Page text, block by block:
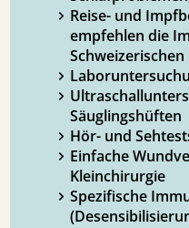
Reise- und
empfehlen die
Säuglingshüften
Hör- und
Einfache
Kleinchirurgie
Spezifische